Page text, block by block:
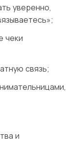
уверенно,
чеки
связь;
и